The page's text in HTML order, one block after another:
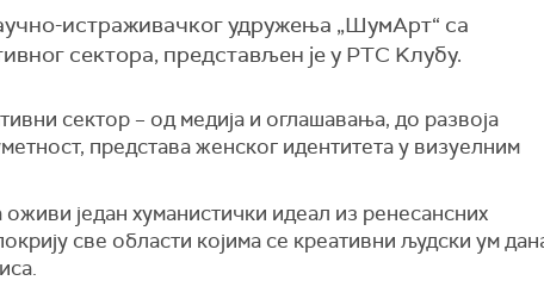
истраживачког удружења „ШумАрт“ са
сектора, представљен је у РТС Kлубу.
сектор – од медија и оглашавања, до развоја
представа женског идентитета у визуелним
један хуманистички идеал из ренесансних
све области којима се креативни људски ум